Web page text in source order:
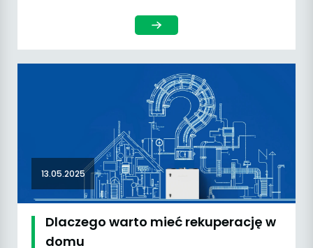
13.05.2025
Dlaczego warto mieć rekuperację w
domu